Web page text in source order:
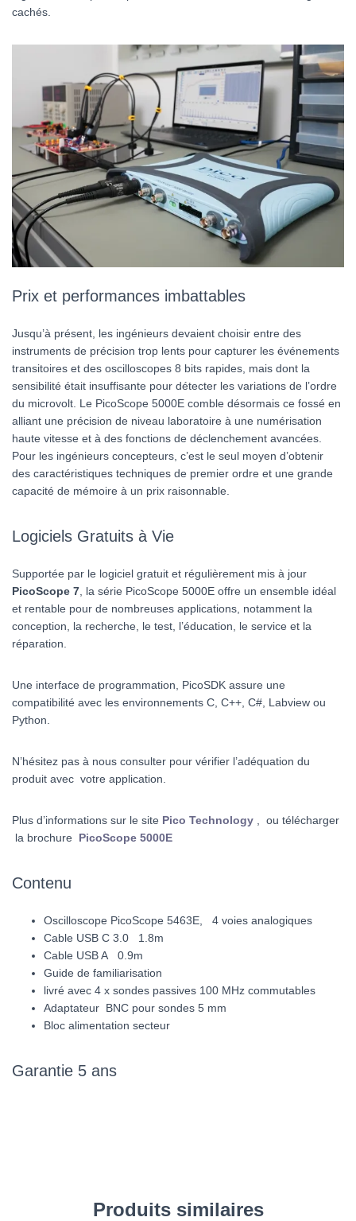
cachés.
Prix et performances imbattables
Jusqu’à présent, les ingénieurs devaient choisir entre des
instruments de précision trop lents pour capturer les événements
transitoires et des oscilloscopes 8 bits rapides, mais dont la
sensibilité était insuffisante pour détecter les variations de l’ordre
du microvolt. Le PicoScope 5000E comble désormais ce fossé en
alliant une précision de niveau laboratoire à une numérisation
haute vitesse et à des fonctions de déclenchement avancées.
Pour les ingénieurs concepteurs, c’est le seul moyen d’obtenir
des caractéristiques techniques de premier ordre et une grande
capacité de mémoire à un prix raisonnable.
Logiciels Gratuits à Vie
Supportée par le logiciel gratuit et régulièrement mis à jour
PicoScope 7 , la série PicoScope 5000E offre un ensemble idéal
et rentable pour de nombreuses applications, notamment la
conception, la recherche, le test, l’éducation, le service et la
réparation.
Une interface de programmation, PicoSDK assure une
compatibilité avec les environnements C, C++, C#, Labview ou
Python.
N’hésitez pas à nous consulter pour vérifier l’adéquation du
produit avec votre application.
Plus d’informations sur le site Pico Technology
, ou télécharger
la brochure PicoScope 5000E
Contenu
Oscilloscope PicoScope 5463E, 4 voies analogiques
Cable USB C 3.0 1.8m
Cable USB A 0.9m
Guide de familiarisation
livré avec 4 x sondes passives 100 MHz commutables
Adaptateur BNC pour sondes 5 mm
Bloc alimentation secteur
Garantie 5 ans
Produits similaires